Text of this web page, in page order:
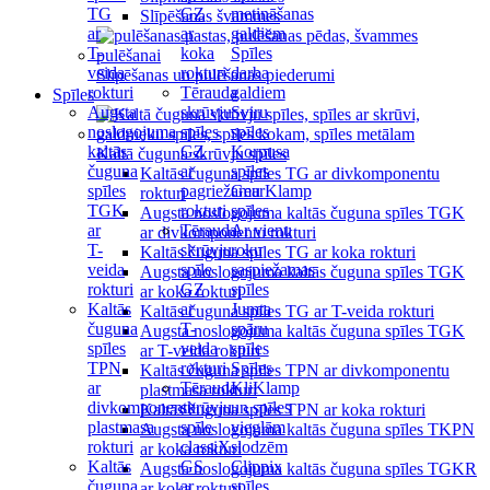
TG
ar
T-
veida
rokturi
Augsta
noslogojuma
kaltās
čuguna
spīles
TGK
ar
T-
veida
rokturi
Kaltās
čuguna
spīles
TPN
ar
divkomponentu
plastmasa
rokturi
Kaltās
čuguna
GZ
ar
koka
rokturi
Tērauda
skrūvju
spīles
GZ
ar
pagriežamu
rokturi
Tērauda
skrūvju
spīle
GZ
ar
T-
veida
rokturi
Tērauda
skrūvju
spīle
classiX
GS
ar
metināšanas
galdiem
Spīles
darba
galdiem
Sviru
spīles
Korpusa
spīles
GearKlamp
spīles
Ar vienu
roku
saspiežamas
spīles
Jumta
spāru
spīles
Spīles
KliKlamp
un spīles
vieglām
slodzēm
Clippix
spīles
Slīpēšanas švammes
Slīpēšanas un pulēšanas piederumi
Spīles
Kaltā čuguna skrūvju spīles
Kaltās čuguna spīles TG ar divkomponentu
rokturi
Augsta noslogojuma kaltās čuguna spīles TGK
ar divkomponentu rokturi
Kaltās čuguna spīles TG ar koka rokturi
Augsta noslogojuma kaltās čuguna spīles TGK
ar koka rokturi
Kaltās čuguna spīles TG ar T-veida rokturi
Augsta noslogojuma kaltās čuguna spīles TGK
ar T-veida rokturi
Kaltās čuguna spīles TPN ar divkomponentu
plastmasa rokturi
Kaltās čuguna spīles TPN ar koka rokturi
Augsta noslogojuma kaltās čuguna spīles TKPN
ar koka rokturi
Augsta noslogojuma kaltās čuguna spīles TGKR